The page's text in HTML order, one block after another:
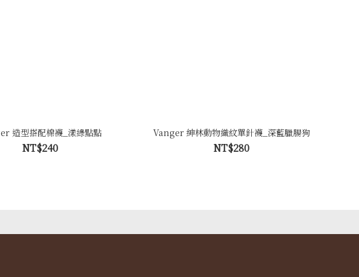
造型搭配棉襪_漾綠點點
NT$240
Vanger 紳林動物織紋單針襪_深藍臘腸狗
NT$280